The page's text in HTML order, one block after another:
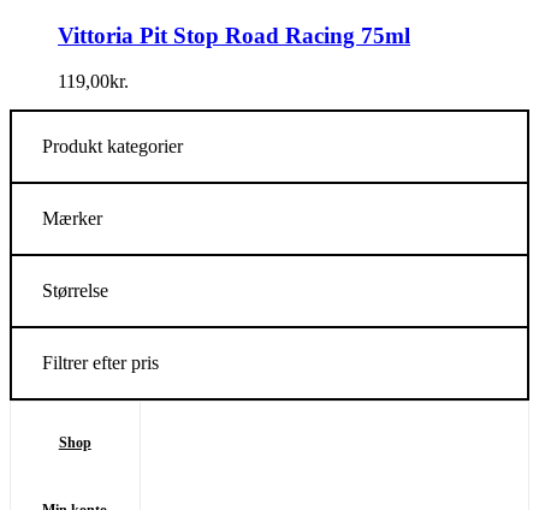
Vittoria Pit Stop Road Racing 75ml
119,00kr.
Produkt kategorier
Mærker
Størrelse
Filtrer efter pris
Shop